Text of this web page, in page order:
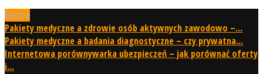
Ekstra
Pakiety medyczne a zdrowie osób aktywnych zawodowo –...
Pakiety medyczne a badania diagnostyczne – czy prywatna...
Internetowa porównywarka ubezpieczeń – jak porównać oferty
i...